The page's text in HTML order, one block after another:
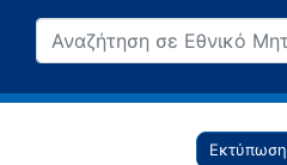
Εκτύπωση